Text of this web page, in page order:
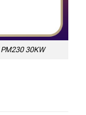
30KW